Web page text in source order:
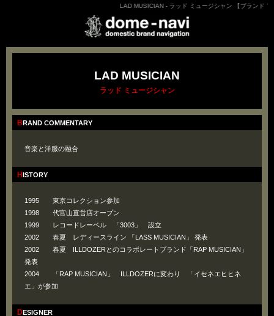
LAD MUSICIAN - ラッド ミュージシャン 【ブランド ファ
LAD MUSICIAN
ラッド ミュージシャン
BRAND COMMENTARY
音楽と洋服の融合
HISTORY
1995 東京コレクション参加
1998 代官山直営店オープン
1999 レコードレーベル 「3003」 設立
2002 春夏 レディースライン 「LASS MUSICIAN」 発表
2002 春夏 ILLDOZERとのコラボレートブランド「RAP MUSICIAN」
発表
2004 「RAP MUSICIAN」 ILLDOZERに変わり 「イセネエヒヒネ
エ」が参加
DESIGNER